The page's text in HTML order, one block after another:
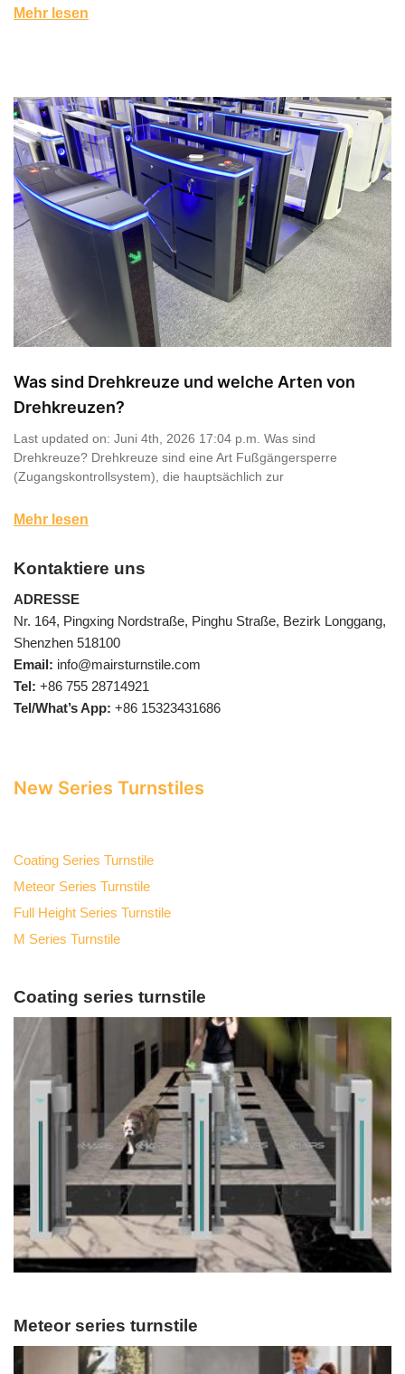
Mehr lesen
Was sind Drehkreuze und welche Arten von
Drehkreuzen?
Last updated on: Juni 4th, 2026 17:04 p.m. Was sind
Drehkreuze? Drehkreuze sind eine Art Fußgängersperre
(Zugangskontrollsystem), die hauptsächlich zur
Mehr lesen
Kontaktiere uns
ADRESSE
Nr. 164, Pingxing Nordstraße, Pinghu Straße, Bezirk Longgang,
Shenzhen 518100
Email: info@mairsturnstile.com
Tel: +86 755 28714921
Tel/What’s App: +86 15323431686
New Series Turnstiles
Coating Series Turnstile
Meteor Series Turnstile
Full Height Series Turnstile
M Series Turnstile
Coating series turnstile
Meteor series turnstile